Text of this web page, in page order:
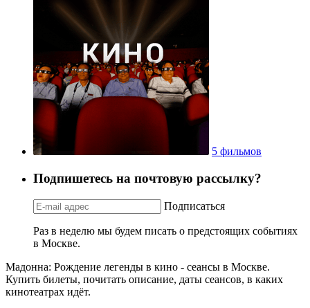
5 фильмов
Подпишетесь на почтовую рассылку?
Подписаться
Раз в неделю мы будем писать о предстоящих событиях
в Москве.
Мадонна: Рождение легенды в кино - сеансы в Москве.
Купить билеты, почитать описание, даты сеансов, в каких
кинотеатрах идёт.